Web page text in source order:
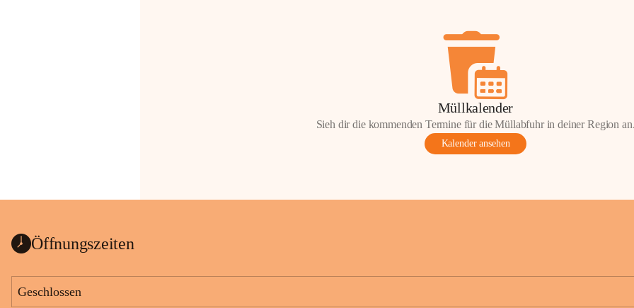
Müllkalender
Sieh dir die kommenden Termine für die Müllabfuhr in deiner Region
Kalender ansehen
Öffnungszeiten
Geschlossen